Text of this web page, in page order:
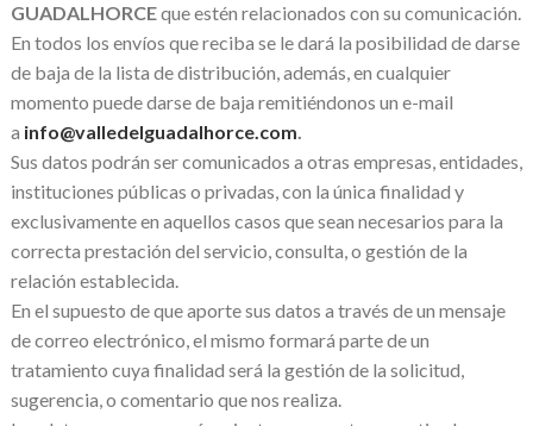
GUADALHORCEque estén relacionados con su comunicación.
En todos los envíos que reciba se le dará la posibilidad de darse
de baja de la lista de distribución, además, en cualquier
momento puede darse de baja remitiéndonos un e-mail
a info@valledelguadalhorce.com.
Sus datos podrán ser comunicados a otras empresas, entidades,
instituciones públicas o privadas, con la única finalidad y
exclusivamente en aquellos casos que sean necesarios para la
correcta prestación del servicio, consulta, o gestión de la
relación establecida.
En el supuesto de que aporte sus datos a través de un mensaje
de correo electrónico, el mismo formará parte de un
tratamiento cuya finalidad será la gestión de la solicitud,
sugerencia, o comentario que nos realiza.